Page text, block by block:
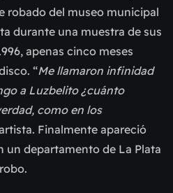
robado del museo municipal
durante una muestra de sus
apenas cinco meses
“Me llamaron infinidad
a Luzbelito ¿cuánto
como en los
Finalmente apareció
un departamento de La Plata